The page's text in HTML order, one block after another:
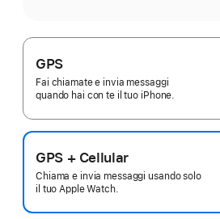
GPS
Fai chiamate e invia messaggi
quando hai con te il tuo iPhone.
GPS + Cellular
Chiama e invia messaggi usando solo
il tuo Apple Watch.